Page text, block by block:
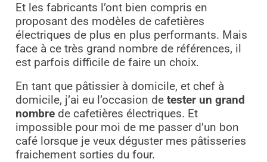
Et les fabricants l’ont bien compris en
proposant des modèles de cafetières
électriques de plus en plus performants. Mais
face à ce très grand nombre de références, il
est parfois difficile de faire un choix.
En tant que pâtissier à domicile, et chef à
domicile, j’ai eu l’occasion de tester un grand
nombrede cafetières électriques. Et
impossible pour moi de me passer d’un bon
café lorsque je veux déguster mes pâtisseries
fraichement sorties du four.